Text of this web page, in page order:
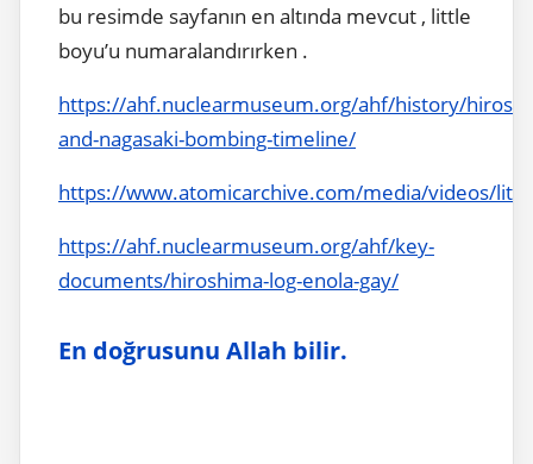
bu resimde sayfanın en altında mevcut , little
boyu’u numaralandırırken .
https://ahf.nuclearmuseum.org/ahf/history/
and-nagasaki-bombing-timeline/
https://www.atomicarchive.com/media/videos/
https://ahf.nuclearmuseum.org/ahf/key-
documents/hiroshima-log-enola-gay/
En doğrusunu Allah bilir.